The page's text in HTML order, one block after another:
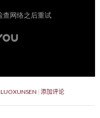
LUOXUNSEN 添加评论